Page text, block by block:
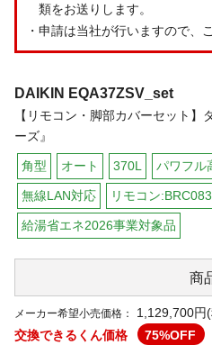
類をお送りします。
・申請は当社が行いますので、
DAIKIN EQA37ZSV_set
【リモコン・脚部カバーセット】
ーズ』
角型 オート 370L パワフル
無線LAN対応 リモコン
給湯省エネ2026事業対象品
商
メーカー希望小売価格：
1,129,700円
交換できるくん価格
75%OFF